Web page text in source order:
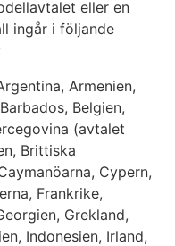
eller en
ingår i följande
Armenien,
Belgien,
(avtalet
Brittiska
Cypern,
Frankrike,
Grekland,
Indonesien, Irland,